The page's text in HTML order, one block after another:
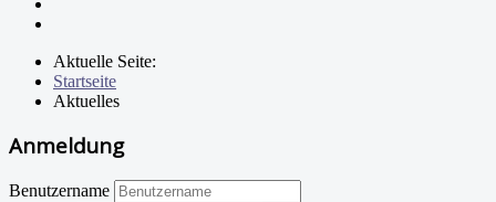
Aktuelle Seite:
Startseite
Aktuelles
Anmeldung
Benutzername